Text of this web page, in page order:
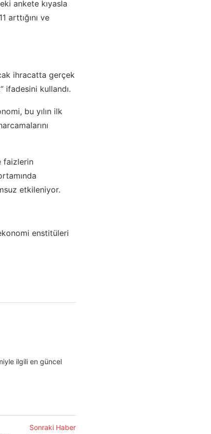
ankete kıyasla
arttığını ve
ihracatta gerçek
ifadesini kullandı.
bu yılın ilk
faizlerin
etkileniyor.
enstitüleri
ilgili en güncel
Sonraki Haber